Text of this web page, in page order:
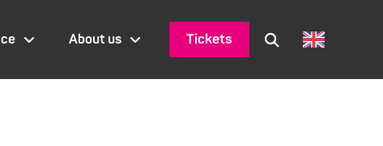
About us Tickets